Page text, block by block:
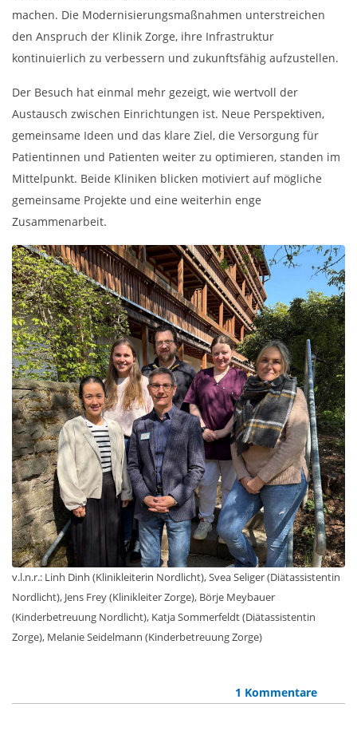
machen. Die Modernisierungsmaßnahmen unterstreichen
den Anspruch der Klinik Zorge, ihre Infrastruktur
kontinuierlich zu verbessern und zukunftsfähig aufzustellen.
Der Besuch hat einmal mehr gezeigt, wie wertvoll der
Austausch zwischen Einrichtungen ist. Neue Perspektiven,
gemeinsame Ideen und das klare Ziel, die Versorgung für
Patientinnen und Patienten weiter zu optimieren, standen im
Mittelpunkt. Beide Kliniken blicken motiviert auf mögliche
gemeinsame Projekte und eine weiterhin enge
Zusammenarbeit.
v.l.n.r.: Linh Dinh (Klinikleiterin Nordlicht), Svea Seliger (Diätassistentin
Nordlicht), Jens Frey (Klinikleiter Zorge), Börje Meybauer
(Kinderbetreuung Nordlicht), Katja Sommerfeldt (Diätassistentin
Zorge), Melanie Seidelmann (Kinderbetreuung Zorge)
1 Kommentare